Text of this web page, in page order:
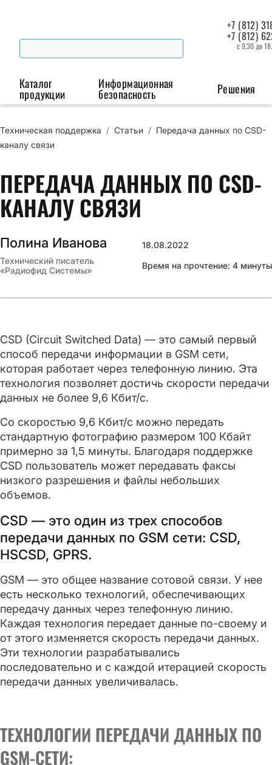
+7 (812)
+7 (812)
с 9.30 до
Каталог
продукции
Беспроводная связь
Роутеры
Промышленные
контроллеры
Промышленная автоматизация
интерфейсов
Информационная
безопасность Решения
Техническая поддержка / Статьи / Передача данных по CSD-
каналу связи
ПЕРЕДАЧА ДАННЫХ ПО CSD-
КАНАЛУ СВЯЗИ
Полина Иванова
18.08.2022
Технический писатель
«Радиофид Системы»
Время на прочтение: 4 минуты
CSD (Circuit Switched Data) — это самый первый
способ передачи информации в GSM сети,
которая работает через телефонную линию. Эта
технология позволяет достичь скорости передачи
данных не более 9,6 Кбит/с.
Со скоростью 9,6 Кбит/с можно передать
стандартную фотографию размером 100 Кбайт
примерно за 1,5 минуты. Благодаря поддержке
CSD пользователь может передавать факсы
низкого разрешения и файлы небольших
объемов.
CSD — это один из трех способов
передачи данных по GSM сети: CSD,
HSCSD, GPRS.
GSM — это общее название сотовой связи. У нее
есть несколько технологий, обеспечивающих
передачу данных через телефонную линию.
Каждая технология передает данные по-своему и
от этого изменяется скорость передачи данных.
Эти технологии разрабатывались
последовательно и с каждой итерацией скорость
передачи данных увеличивалась.
ТЕХНОЛОГИИ ПЕРЕДАЧИ ДАННЫХ ПО
GSM-СЕТИ: